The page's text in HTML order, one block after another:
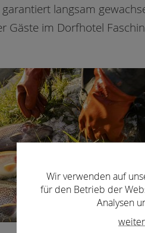
langsam
Gäste im Dorfhotel
Wir verwenden auf
für den Betrieb der
Analysen